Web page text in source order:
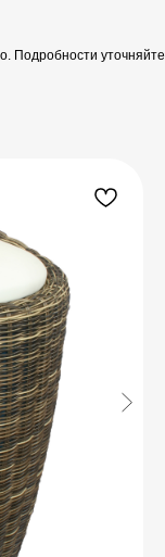
Подробности уточняйте